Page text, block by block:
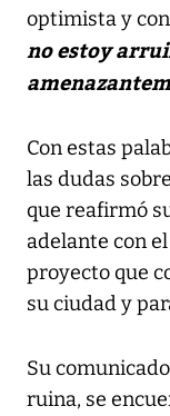
optimista y
no estoy
Con estas
las dudas
que reafirmó
adelante con
proyecto que
su ciudad y
Su
ruina, se